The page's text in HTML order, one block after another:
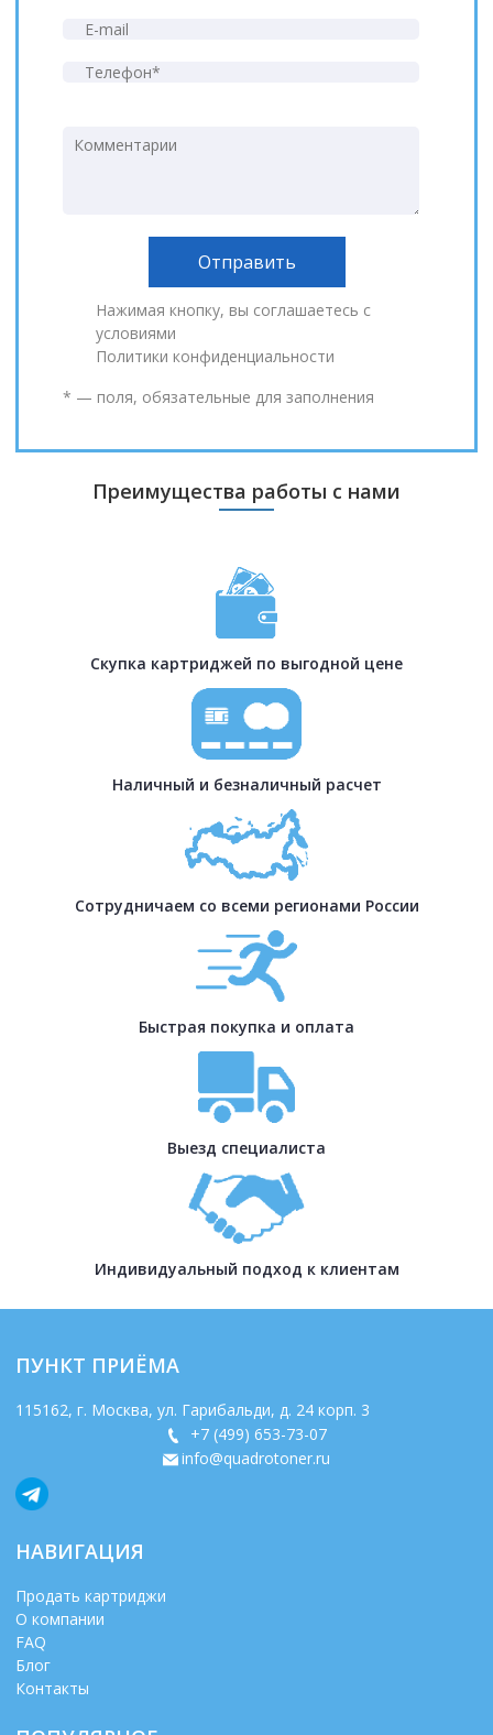
Нажимая кнопку, вы соглашаетесь с
условиями
Политики конфиденциальности
* — поля, обязательные для заполнения
Преимущества работы с нами
Скупка картриджей по выгодной цене
Наличный и безналичный расчет
Сотрудничаем со всеми регионами России
Быстрая покупка и оплата
Выезд специалиста
Индивидуальный подход к клиентам
ПУНКТ ПРИЁМА
115162, г. Москва, ул. Гарибальди, д. 24 корп. 3
+7 (499) 653-73-07
info@quadrotoner.ru
НАВИГАЦИЯ
Продать картриджи
О компании
FAQ
Блог
Контакты